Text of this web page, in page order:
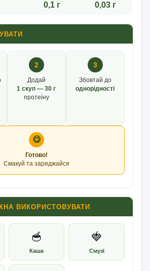
0,1 г 0,03 г
2
Додай
1 скуп — 30 г
протеїну
3
Збовтай до
однорідності
😋
Готово!
Смакуй та заряджайся
ВИКОРИСТОВУВАТИ
🥣
Каша
🍓
Смузі